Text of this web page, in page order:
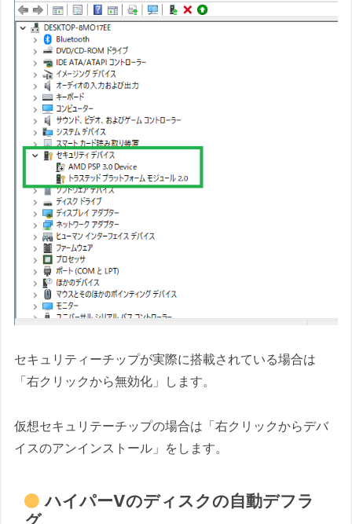
セキュリティーチップが実際に搭載されている場合は
「右クリックから無効化」します。
仮想セキュリテーチップの場合は「右クリックからデバ
イスのアンインストール」をします。
ハイパーVのディスクの自動デフラ